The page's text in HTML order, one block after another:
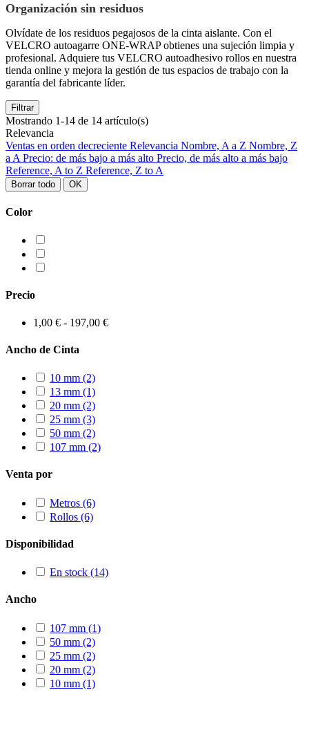
Organización sin residuos
Olvídate de los residuos pegajosos de la cinta aislante. Con el
VELCRO autoagarre ONE-WRAP obtienes una sujeción limpia y
profesional. Adquiere tus VELCRO autoadhesivo rollos en nuestra
tienda online y mejora la gestión de tus espacios de trabajo con la
garantía del fabricante líder.
Filtrar
Mostrando 1-14 de 14 artículo(s)
Relevancia
Ventas en orden decreciente Relevancia Nombre, A a Z Nombre, Z
a A Precio: de más bajo a más alto Precio, de más alto a más bajo
Reference, A to Z Reference, Z to A
Borrar todo OK
Color
Precio
1,00 € - 197,00 €
Ancho de Cinta
10 mm (2)
13 mm (1)
20 mm (2)
25 mm (3)
50 mm (2)
107 mm (2)
Venta por
Metros (6)
Rollos (6)
Disponibilidad
En stock (14)
Ancho
107 mm (1)
50 mm (2)
25 mm (2)
20 mm (2)
10 mm (1)